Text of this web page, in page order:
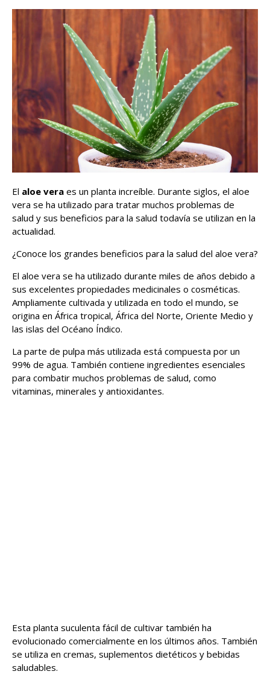
El aloe vera es un planta increíble. Durante siglos, el aloe
vera se ha utilizado para tratar muchos problemas de
salud y sus beneficios para la salud todavía se utilizan en la
actualidad.
¿Conoce los grandes beneficios para la salud del aloe vera?
El aloe vera se ha utilizado durante miles de años debido a
sus excelentes propiedades medicinales o cosméticas.
Ampliamente cultivada y utilizada en todo el mundo, se
origina en África tropical, África del Norte, Oriente Medio y
las islas del Océano Índico.
La parte de pulpa más utilizada está compuesta por un
99% de agua. También contiene ingredientes esenciales
para combatir muchos problemas de salud, como
vitaminas, minerales y antioxidantes.
Esta planta suculenta fácil de cultivar también ha
evolucionado comercialmente en los últimos años. También
se utiliza en cremas, suplementos dietéticos y bebidas
saludables.